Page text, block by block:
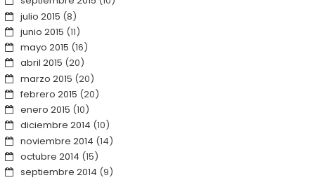
julio 2015 (8)
junio 2015 (11)
mayo 2015 (16)
abril 2015 (20)
marzo 2015 (20)
febrero 2015 (20)
enero 2015 (10)
diciembre 2014 (10)
noviembre 2014 (14)
octubre 2014 (15)
septiembre 2014 (9)